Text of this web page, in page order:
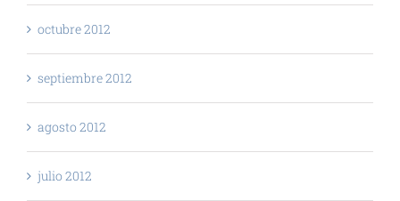
octubre 2012
septiembre 2012
agosto 2012
julio 2012